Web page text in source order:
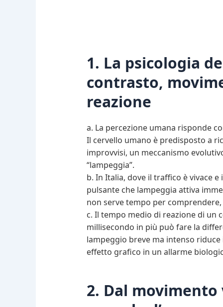
1. La psicologia
contrasto,
reazione
a. La percezione umana risponde
Il cervello umano è predisposto a
improvvisi, un meccanismo
“lampeggia”.
b. In Italia, dove il traffico è vivace
pulsante che lampeggia attiva
non serve tempo per
c. Il tempo medio di reazione di un
millisecondo in più può fare la
lampeggio breve ma intenso
effetto grafico in un allarme
2. Dal